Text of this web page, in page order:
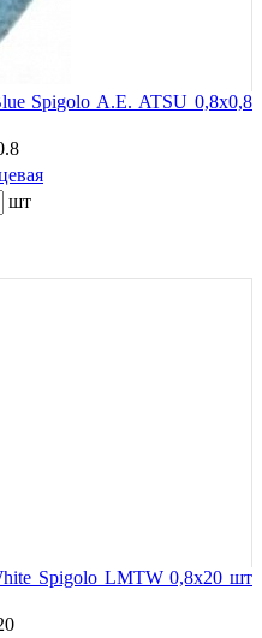
Spigolo A.E. ATSU 0,8x0,8
шт
Spigolo LMTW 0,8x20 шт